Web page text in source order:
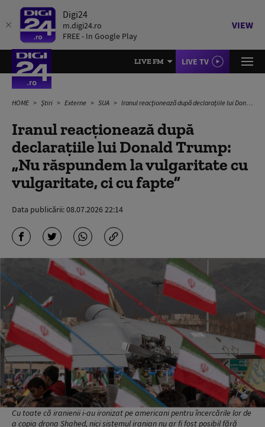
Digi24
m.digi24.ro
FREE - In Google Play
VIEW
LIVE FM LIVE TV
HOME Știri Externe SUA Iranul reacționează după declarațiile lui Donald Trump: „Nu răspundem la vulgaritate cu vulgaritate, ci cu fapte”
Iranul reacționează după
declarațiile lui Donald Trump:
„Nu răspundem la vulgaritate cu
vulgaritate, ci cu fapte”
Data publicării:08.07.2026 22:14
Cu toate că iranienii i-au ironizat pe americani pentru încercările lor de
a copia drona Shahed, nici sistemul iranian nu ar fi fost posibil fără